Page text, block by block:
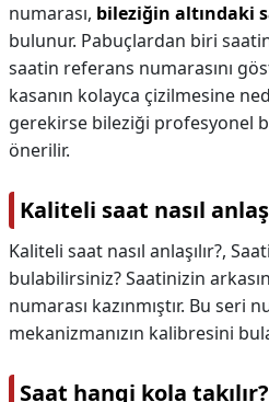
numarası, bileziğin altındaki
bulunur. Pabuçlardan biri
saatin referans numarasını
kasanın kolayca çizilmesine
gerekirse bileziği profesyonel
önerilir.
Kaliteli saat nasıl
Kaliteli saat nasıl anlaşılır?,
bulabilirsiniz? Saatinizin
numarası kazınmıştır. Bu seri
mekanizmanızın kalibresini
Saat hangi kola takılır?